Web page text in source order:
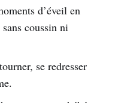
d’éveil en
coussin ni
se redresser